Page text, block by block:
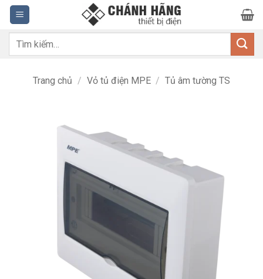
Bỏ
qua
nội
dung
Tìm
Trang chủ / Vỏ tủ điện MPE / Tủ âm tường TS